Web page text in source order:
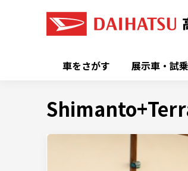
車をさがす 展示車・試